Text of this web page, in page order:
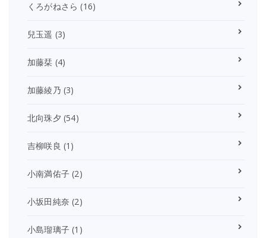
くろがねさら (16)
兒玉遥 (3)
加藤栞 (4)
加藤綾乃 (3)
北向珠夕 (54)
吉柳咲良 (1)
小南満佑子 (2)
小坂田純奈 (2)
小島瑠璃子 (1)